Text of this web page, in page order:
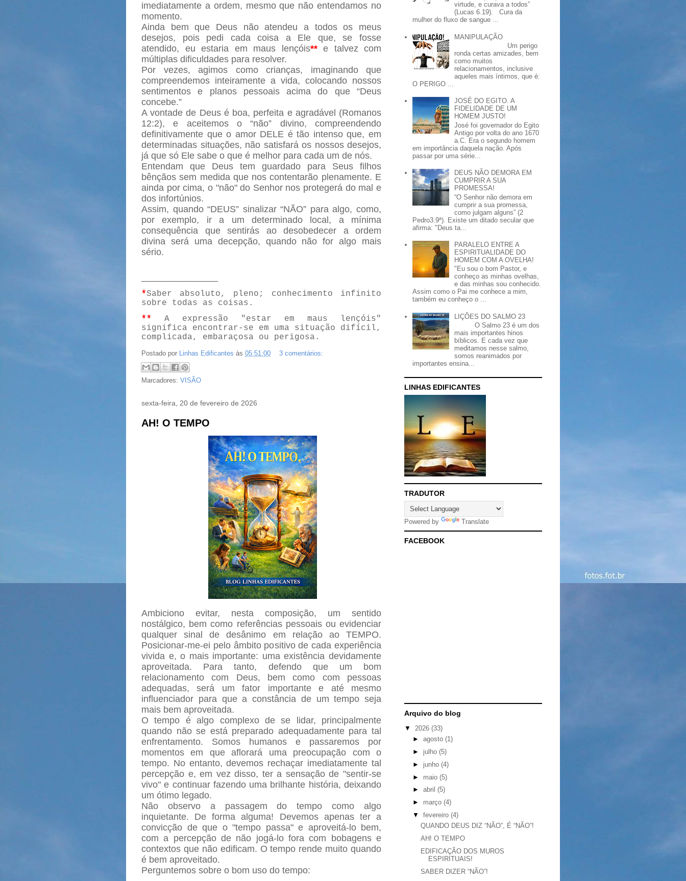
imediatamente a ordem, mesmo que não entendamos no
momento.
Ainda bem que Deus não atendeu a todos os meus
desejos, pois pedi cada coisa a Ele que, se fosse
atendido, eu estaria em maus lençóis**e talvez com
múltiplas dificuldades para resolver.
Por vezes, agimos como crianças, imaginando que
compreendemos inteiramente a vida, colocando nossos
sentimentos e planos pessoais acima do que “Deus
concebe.”
A vontade de Deus é boa, perfeita e agradável (Romanos
12:2), e aceitemos o “não” divino, compreendendo
definitivamente que o amor DELE é tão intensoque, em
determinadas situações, não satisfará os nossos desejos,
já que só Ele sabe o que é melhor para cada um de nós.
Entendam que Deus tem guardado para Seus filhos
bênçãos sem medida que nos contentarão plenamente. E
ainda por cima, o "não" do Senhor nos protegerá do mal e
dos infortúnios.
Assim, quando “DEUS” sinalizar “NÃO” para algo, como,
por exemplo, ir a um determinado local, a mínima
consequência que sentirás ao desobedecer a ordem
divina será uma decepção, quando não for algo mais
sério.
*Saber absoluto, pleno; conhecimento infinito
sobre todas as coisas.
**
A expressão "estar em maus lençóis"
significa encontrar-se em uma situação difícil,
complicada, embaraçosa ou perigosa.
Postado por Linhas Edificantes às 05:51:00 3 comentários:
Marcadores: VISÃO
sexta-feira, 20 de fevereiro de 2026
AH! O TEMPO
Ambiciono evitar, nesta composição, um sentido
nostálgico, bem como referências pessoais ou evidenciar
qualquer sinal de desânimo em relação ao TEMPO.
Posicionar-me-ei pelo âmbito positivo de cada experiência
vivida e, o mais importante: uma existência devidamente
aproveitada. Para tanto, defendo que um bom
relacionamento com Deus, bem como com pessoas
adequadas, será um fator importante e até mesmo
influenciador para que a constância de um tempo seja
mais bem aproveitada.
O tempo é algo complexo de se lidar, principalmente
quando não se está preparado adequadamente para tal
enfrentamento. Somos humanos e passaremos por
momentos em que aflorará uma preocupação com o
tempo. No entanto, devemos rechaçar imediatamente tal
percepção e, em vez disso, ter a sensação de "sentir-se
vivo" e continuar fazendo uma brilhante história, deixando
um ótimo legado.
Não observo a passagem do tempo como algo
inquietante. De forma alguma! Devemos apenas ter a
convicção de que o "tempo passa" e aproveitá-lo bem,
com a percepção de não jogá-lo fora com bobagens e
contextos que não edificam. O tempo rende muito quando
é bem aproveitado.
Perguntemos sobre o bom uso do tempo:
virtude, e curava a todos”
(Lucas 6.19). Cura da
mulher do fluxo de sangue ...
MANIPULAÇÃO
Um perigo
ronda certas amizades, bem
como muitos
relacionamentos, inclusive
aqueles mais íntimos, que é:
O PERIGO ...
JOSÉ DO EGITO. A
FIDELIDADE DE UM
HOMEM JUSTO!
José foi governador do Egito
Antigo por volta do ano 1670
a.C. Era o segundo homem
em importância daquela nação. Após
passar por uma série...
DEUS NÃO DEMORA EM
CUMPRIR A SUA
PROMESSA!
“O Senhor não demora em
cumprir a sua promessa,
como julgam alguns” (2
Pedro3.9ª). Existe um ditado secular que
afirma: "Deus ta...
PARALELO ENTRE A
ESPIRITUALIDADE DO
HOMEM COM A OVELHA!
"Eu sou o bom Pastor, e
conheço as minhas ovelhas,
e das minhas sou conhecido.
Assim como o Pai me conhece a mim,
também eu conheço o ...
LIÇÕES DO SALMO 23
O Salmo 23 é um dos
mais importantes hinos
bíblicos. E cada vez que
meditamos nesse salmo,
somos reanimados por
importantes ensina...
LINHAS EDIFICANTES
TRADUTOR
Powered by Translate
FACEBOOK
Arquivo do blog
▼ 2026 (33)
► agosto (1)
► julho (5)
► junho (4)
► maio (5)
► abril (5)
► março (4)
▼ fevereiro (4)
QUANDO DEUS DIZ “NÃO”, É “NÃO”!
AH! O TEMPO
EDIFICAÇÃO DOS MUROS
ESPIRITUAIS!
SABER DIZER “NÃO”!